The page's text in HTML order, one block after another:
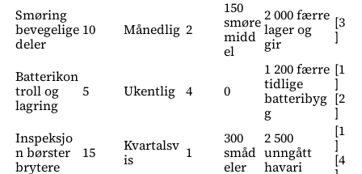
Smøring
bevegelige
deler
10 Månedlig 2
150
smøre
midd
el
2 000 færre
lager og
gir
[3
]
Batterikon
troll og
lagring
5 Ukentlig 4 0
1 200 færre
tidlige
batteribyg
g
[1
]
[2
]
Inspeksjo
n børster
brytere
15
Kvartalsv
is
1
300
småd
eler
2 500
unngått
havari
[1
]
[4